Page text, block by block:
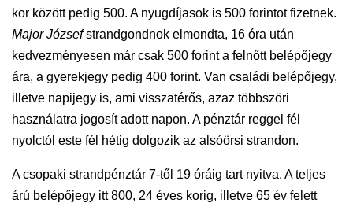
kor között pedig 500. A nyugdíjasok is 500 forintot fizetnek.
Major Józsefstrandgondnok elmondta, 16 óra után
kedvezményesen már csak 500 forint a felnőtt belépőjegy
ára, a gyerekjegy pedig 400 forint. Van családi belépőjegy,
illetve napijegy is, ami visszatérős, azaz többszöri
használatra jogosít adott napon. A pénztár reggel fél
nyolctól este fél hétig dolgozik az alsóörsi strandon.
A csopaki strandpénztár 7-től 19 óráig tart nyitva. A teljes
árú belépőjegy itt 800, 24 éves korig, illetve 65 év felett